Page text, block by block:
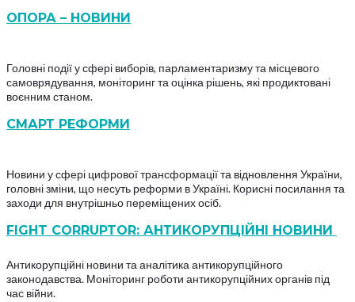
ОПОРА – НОВИНИ
Головні події у сфері виборів, парламентаризму та місцевого
самоврядування, моніторинг та оцінка рішень, які продиктовані
воєнним станом.
СМАРТ РЕФОРМИ
Новини у сфері цифрової трансформації та відновлення України,
головні зміни, що несуть реформи в Україні. Корисні посилання та
заходи для внутрішньо переміщених осіб.
FIGHT CORRUPTOR: АНТИКОРУПЦІЙНІ НОВИНИ
Антикорупційні новини та аналітика антикорупційного
законодавства. Моніторинг роботи антикорупційних органів під
час війни.